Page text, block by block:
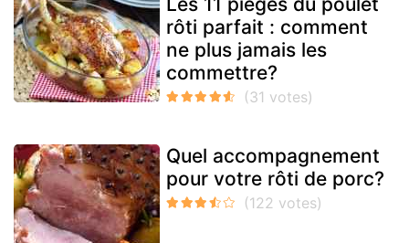
rôti parfait : comment
ne plus jamais les
commettre?
Quel accompagnement
pour votre rôti de porc?